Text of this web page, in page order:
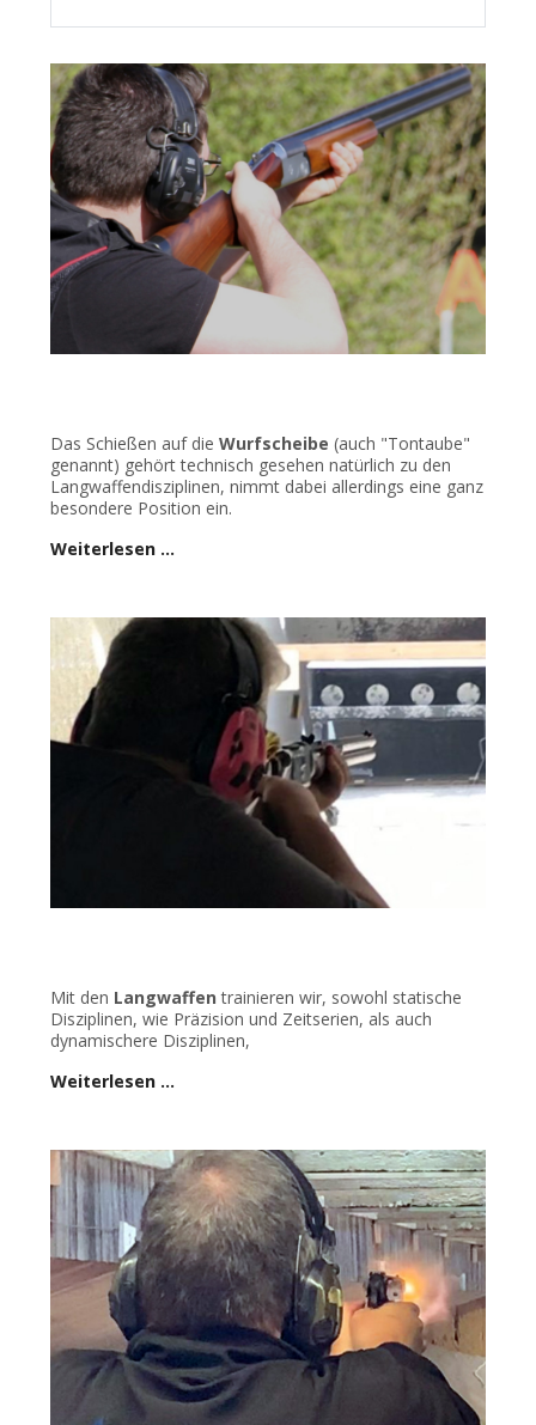
Das Schießen auf die Wurfscheibe (auch "Tontaube"
genannt) gehört technisch gesehen natürlich zu den
Langwaffendisziplinen, nimmt dabei allerdings eine ganz
besondere Position ein.
Weiterlesen …
Mit den Langwaffen trainieren wir, sowohl statische
Disziplinen, wie Präzision und Zeitserien, als auch
dynamischere Disziplinen,
Weiterlesen …